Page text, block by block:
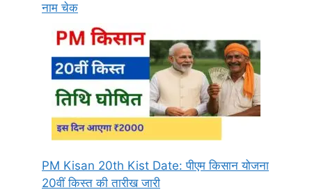
नाम चेक
PM Kisan 20th Kist Date: पीएम किसान योजना
20वीं किस्त की तारीख जारी